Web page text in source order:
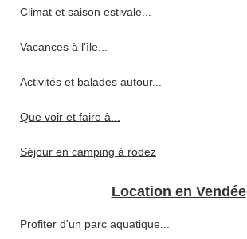
Climat et saison estivale...
Vacances à l’île...
Activités et balades autour...
Que voir et faire à...
Séjour en camping à rodez
Location en Vendée
Profiter d'un parc aquatique...